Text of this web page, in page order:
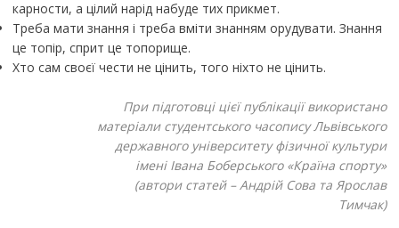
карности, а цілий нарід набуде тих прикмет.
Треба мати знання і треба вміти знанням орудувати. Знання
це топір, сприт це топорище.
Хто сам своєї чести не цінить, того ніхто не цінить.
При підготовці цієї публікації використано
матеріали студентського часопису Львівського
державного університету фізичної культури
імені Івана Боберського «Країна спорту»
(автори статей – Андрій Сова таЯрослав
Тимчак)